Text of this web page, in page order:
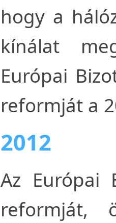
hogy a
kínálat
Európai
reformját a
2012
Az Európai
reformját,